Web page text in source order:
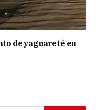
de yaguareté en